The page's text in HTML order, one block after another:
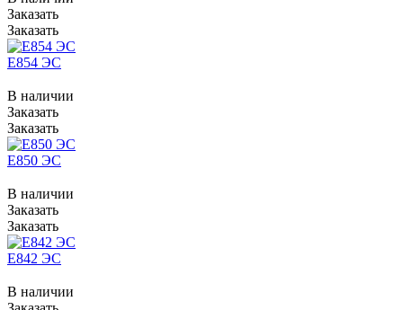
Заказать
Заказать
Е854 ЭС
В наличии
Заказать
Заказать
Е850 ЭС
В наличии
Заказать
Заказать
Е842 ЭС
В наличии